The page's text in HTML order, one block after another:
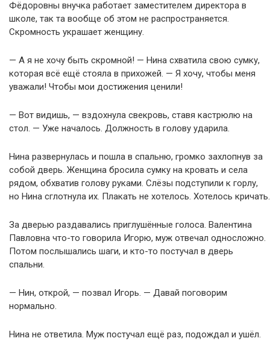
Фёдоровны внучка работает заместителем директора в
школе, так та вообще об этом не распространяется.
Скромность украшает женщину.
— А я не хочу быть скромной! — Нина схватила свою сумку,
которая всё ещё стояла в прихожей. — Я хочу, чтобы меня
уважали! Чтобы мои достижения ценили!
— Вот видишь, — вздохнула свекровь, ставя кастрюлю на
стол. — Уже началось. Должность в голову ударила.
Нина развернулась и пошла в спальню, громко захлопнув за
собой дверь. Женщина бросила сумку на кровать и села
рядом, обхватив голову руками. Слёзы подступили к горлу,
но Нина сглотнула их. Плакать не хотелось. Хотелось кричать.
За дверью раздавались приглушённые голоса. Валентина
Павловна что-то говорила Игорю, муж отвечал односложно.
Потом послышались шаги, и кто-то постучал в дверь
спальни.
— Нин, открой, — позвал Игорь. — Давай поговорим
нормально.
Нина не ответила. Муж постучал ещё раз, подождал и ушёл.